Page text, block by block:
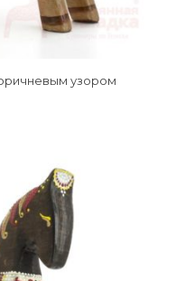
узором